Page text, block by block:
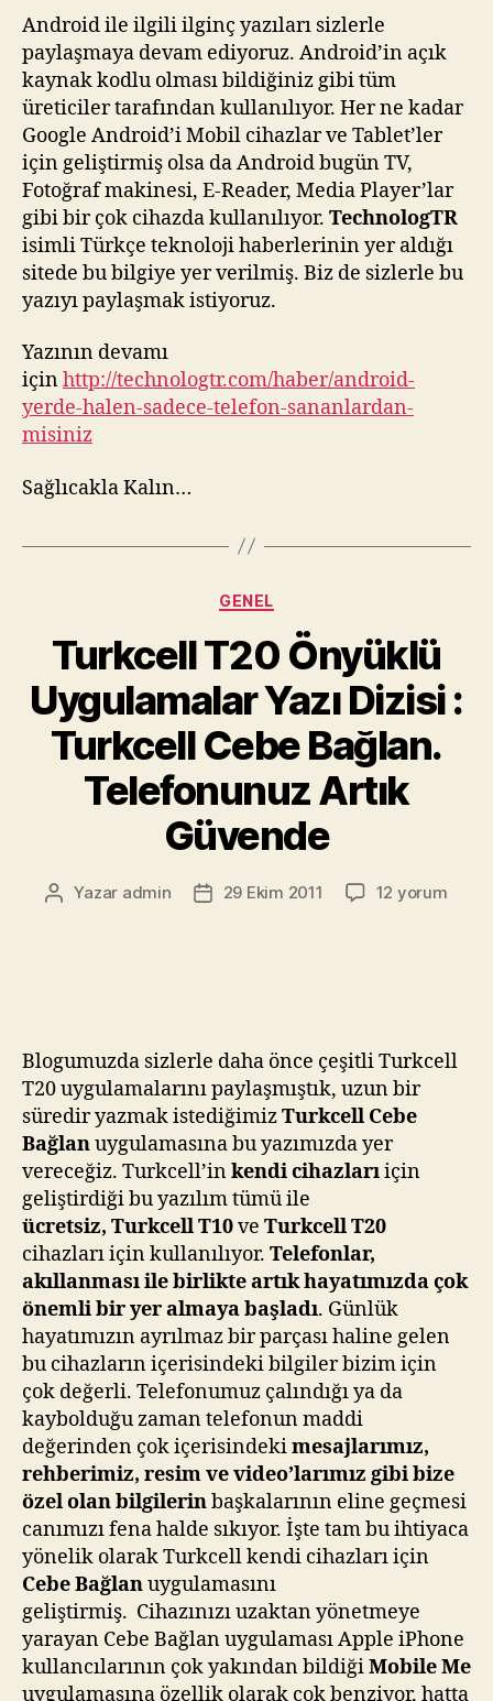
Android ile ilgili ilginç yazıları sizlerle
paylaşmaya devam ediyoruz. Android’in açık
kaynak kodlu olması bildiğiniz gibi tüm
üreticiler tarafından kullanılıyor. Her ne kadar
Google Android’i Mobil cihazlar ve Tablet’ler
için geliştirmiş olsa da Android bugün TV,
Fotoğraf makinesi, E-Reader, Media Player’lar
gibi bir çok cihazda kullanılıyor. TechnologTR
isimli Türkçe teknoloji haberlerinin yer aldığı
sitede bu bilgiye yer verilmiş. Biz de sizlerle bu
yazıyı paylaşmak istiyoruz.
Yazının devamı
içinhttp://technologtr.com/haber/android-
yerde-halen-sadece-telefon-sananlardan-
misiniz
Sağlıcakla Kalın…
Kategoriler
GENEL
Turkcell T20 Önyüklü
Uygulamalar Yazı Dizisi :
Turkcell Cebe Bağlan.
Telefonunuz Artık
Güvende
Yazının
Yazar admin
Yazı29 Ekim 2011
Turkcell
Turkcell
Cebe
Bağlan.
Artık
Güvende
12 yorum
Blogumuzda sizlerle daha önce çeşitli Turkcell
T20 uygulamalarını paylaşmıştık, uzun bir
süredir yazmak istediğimizTurkcell Cebe
Bağlanuygulamasına bu yazımızda yer
vereceğiz. Turkcell’inkendi cihazlarıiçin
geliştirdiği bu yazılım tümü ile
ücretsiz, Turkcell T10ve Turkcell T20
cihazları için kullanılıyor. Telefonlar,
akıllanması ile birlikte artık hayatımızda çok
önemli bir yer almaya başladı. Günlük
hayatımızın ayrılmaz bir parçası haline gelen
bu cihazların içerisindeki bilgiler bizim için
çok değerli. Telefonumuz çalındığı ya da
kaybolduğu zaman telefonun maddi
değerinden çok içerisindekimesajlarımız,
rehberimiz, resim ve video’larımız gibi bize
özel olan bilgilerinbaşkalarının eline geçmesi
canımızı fena halde sıkıyor. İşte tam bu ihtiyaca
yönelik olarak Turkcell kendi cihazları için
Cebe Bağlanuygulamasını
geliştirmiş. Cihazınızı uzaktan yönetmeye
yarayan Cebe Bağlan uygulaması Apple iPhone
kullancılarının çok yakından bildiğiMobile Me
uygulamasına özellik olarak çok benziyor, hatta